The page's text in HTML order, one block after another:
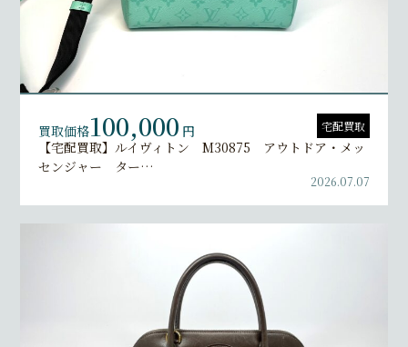
買取価格100,000 円 宅配買取
【宅配買取】ルイヴィトン M30875 アウトドア・メッ
センジャー ター…
2026.07.07